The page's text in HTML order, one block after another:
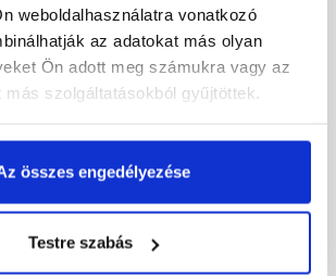
weboldalhasználatra vonatkozó
az adatokat más olyan
Ön adott meg számukra vagy az
más szolgáltatásokból gyűjtöttek.
összes engedélyezése
Testre szabás
m
Klöber ereszszellőző
szalag fekete 15 cm x 5 m
1 075 Ft / m